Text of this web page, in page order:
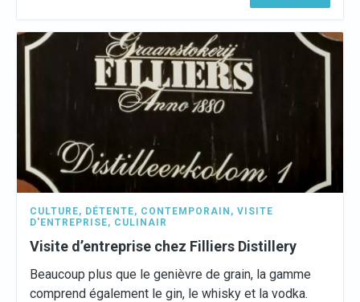
CULTURE, DÉTENTE, CONTEMPORAIN , VISITE
D'ENTREPRISE, CULINAIR
Visite d’entreprise chez Filliers Distillery
Beaucoup plus que le genièvre de grain, la gamme
comprend également le gin, le whisky et la vodka.